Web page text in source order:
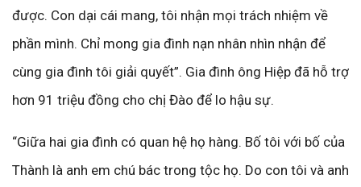
được. Con dại cái mang, tôi nhận mọi trách nhiệm về
phần mình. Chỉ mong gia đình nạn nhân nhìn nhận để
cùng gia đình tôi giải quyết”. Gia đình ông Hiệp đã hỗ trợ
hơn 91 triệu đồng cho chị Đào để lo hậu sự.
“Giữa hai gia đình có quan hệ họ hàng. Bố tôi với bố của
Thành là anh em chú bác trong tộc họ. Do con tôi và anh